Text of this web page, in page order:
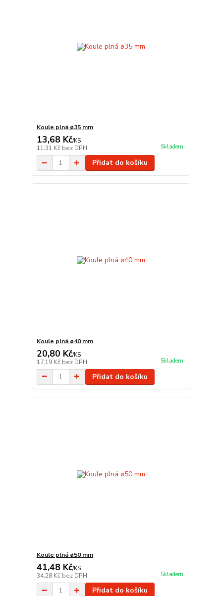
Koule plná ø35 mm
13,68 Kč/KS
11,31 Kč bez DPH Skladem
Přidat do košíku
Koule plná ø40 mm
20,80 Kč/KS
17,19 Kč bez DPH Skladem
Přidat do košíku
Koule plná ø50 mm
41,48 Kč/KS
34,28 Kč bez DPH Skladem
Přidat do košíku